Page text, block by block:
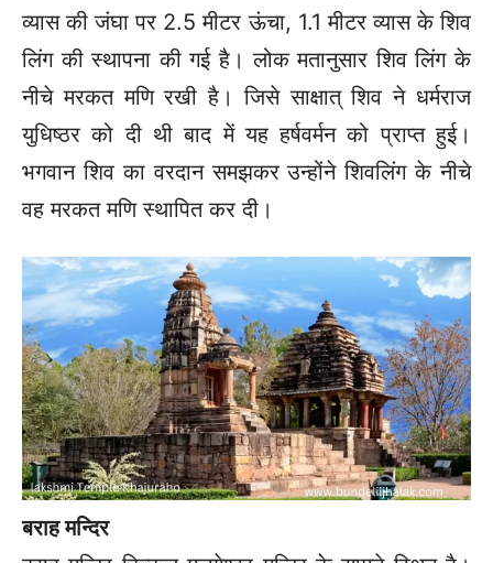
व्यास की जंघा पर 2.5 मीटर ऊंचा, 1.1 मीटर व्यास के शिव
लिंग की स्थापना की गई है। लोक मतानुसार शिव लिंग के
नीचे मरकत मणि रखी है। जिसे साक्षात् शिव ने धर्मराज
युधिष्ठर को दी थी बाद में यह हर्षवर्मन को प्राप्त हुई।
भगवान शिव का वरदान समझकर उन्होंने शिवलिंग के नीचे
वह मरकत मणि स्थापित कर दी।
बराह मन्दिर